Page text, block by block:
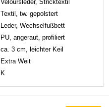
Veloursleder, Stricktextil
Textil, tw. gepolstert
Leder, Wechselfußbett
PU, angeraut, profiliert
ca. 3 cm, leichter Keil
Extra Weit
K